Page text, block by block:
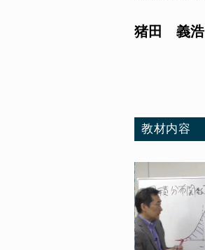
猪田 義浩
教材内容